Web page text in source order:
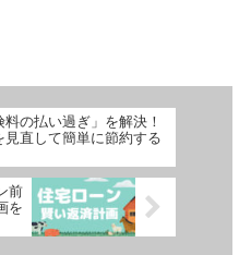
料の払い過ぎ」を解決！
見直して簡単に節約する
前
を